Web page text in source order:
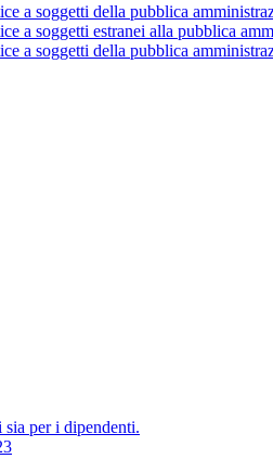
a soggetti della pubblica
a soggetti estranei alla pubblica
a soggetti della pubblica
per i dipendenti.